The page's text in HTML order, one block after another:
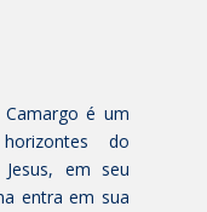
é um
do
em seu
entra em sua